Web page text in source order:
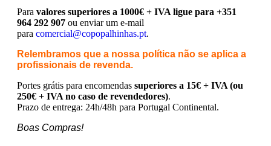
Para valores superiores a 1000€ + IVA ligue para +351
964 292 907 ou enviar um e-mail
para comercial@copopalhinhas.pt.
Relembramos que a nossa política não se aplica a
profissionais de revenda.
Portes grátis para encomendas superiores a 15€ + IVA (ou
250€ + IVA no caso de revendedores).
Prazo de entrega: 24h/48h para Portugal Continental.
Boas Compras!